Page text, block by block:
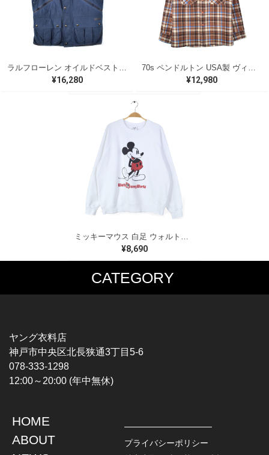
¥16,280 ¥12,980
ミッキーマウス 白足 ウォルトディズニーオフィシャル スウェット ホワイト WALT DISNEY WORLD ウォルトディズニーオフィシャル サイズXL相当 古着 CF0995
¥8,690
CATEGORY
MUSIC TEE
HARDCORE / PUNK
PROGLESSIVE ROCK
POPS
SOUL / R&B
T-SHIRTS
CHAMPION
TOPS
L / S SHIRT
JACKET
DENIM
ヤング衣料店
神戸市中央区北長狭通3丁目5-6
078-333-1298
12:00～20:00 (年中無休)
HOME
ABOUT
プライバシーポリシー